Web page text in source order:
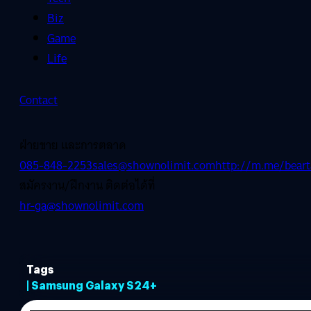
Biz
Game
Life
Contact
ฝ่ายขาย และการตลาด
085-848-2253sales@shownolimit.comhttp://m.me/
สมัครงาน/ฝึกงาน ติดต่อได้ที่
hr-ga@shownolimit.com
Tags
| Samsung Galaxy S24+